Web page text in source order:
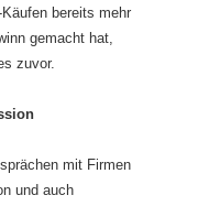
bereits mehr
gemacht hat,
zuvor.
mit Firmen
und auch